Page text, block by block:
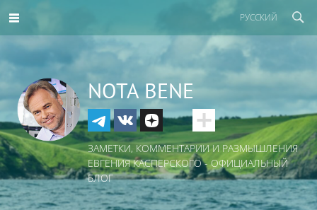
РУССКИЙ
NOTA BENE
ЗАМЕТКИ, КОММЕНТАРИИ И РАЗМЫШЛЕНИЯ
ЕВГЕНИЯ КАСПЕРСКОГО - ОФИЦИАЛЬНЫЙ
БЛОГ